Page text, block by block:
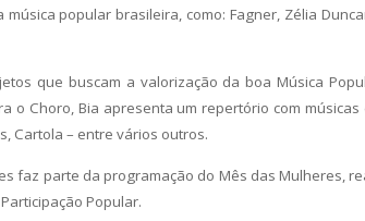
popular brasileira, como: Fagner, Zélia
que buscam a valorização da boa Música
o Choro, Bia apresenta um repertório com músicas
Cartola – entre vários outros.
faz parte da programação do Mês das Mulheres,
Popular.